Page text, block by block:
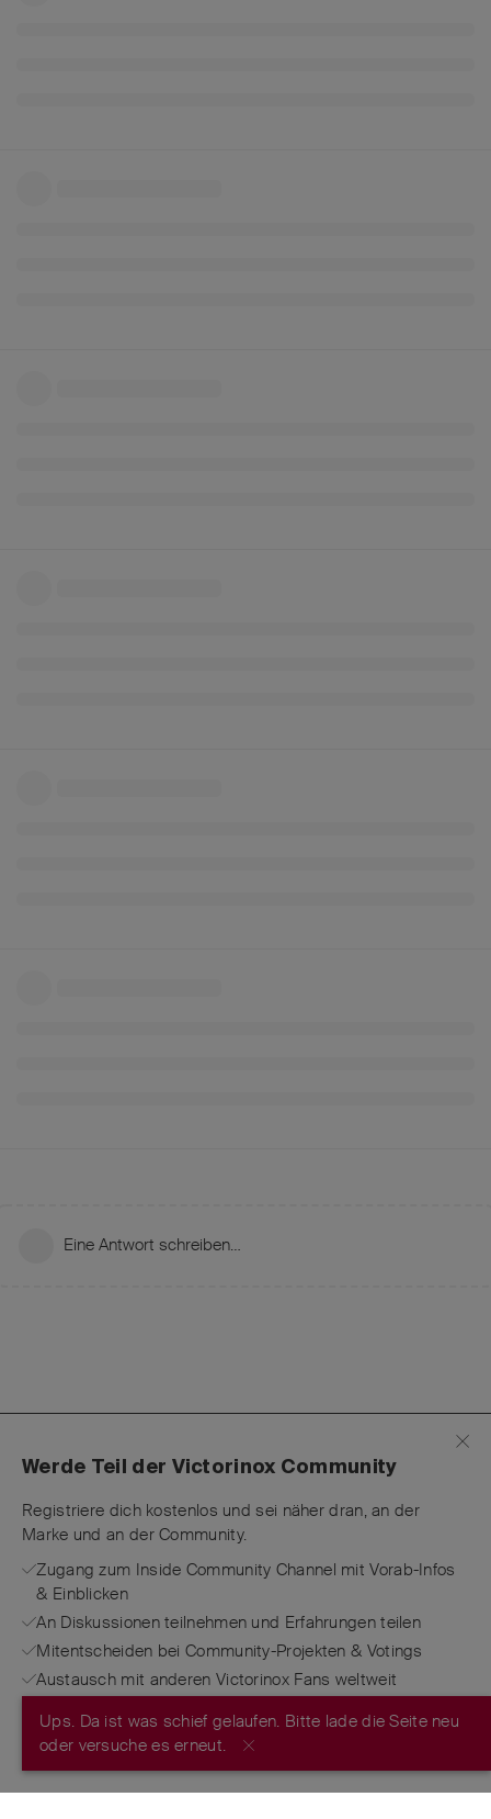
Eine Antwort schreiben…
Ups. Da ist was schief gelaufen. Bitte lade die Seite neu
oder versuche es erneut.
Werde Teil der Victorinox Community
Registriere dich kostenlos und sei näher dran, an der
Marke und an der Community.
Zugang zum Inside Community Channel mit Vorab-Infos
& Einblicken
An Diskussionen teilnehmen und Erfahrungen teilen
Mitentscheiden bei Community-Projekten & Votings
Austausch mit anderen Victorinox Fans weltweit
JETZT REGISTRIEREN